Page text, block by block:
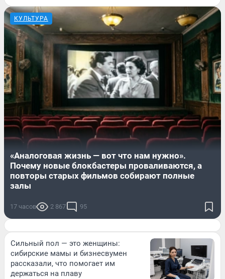
КУЛЬТУРА
«Аналоговая жизнь — вот что нам нужно».
Почему новые блокбастеры проваливаются, а
повторы старых фильмов собирают полные
залы
17 часов 2 867 95
Сильный пол — это женщины:
сибирские мамы и бизнесвумен
рассказали, что помогает им
держаться на плаву